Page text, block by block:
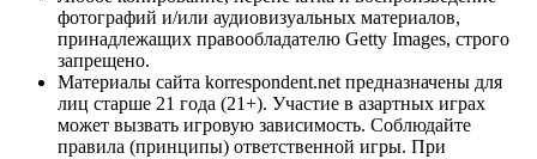
фотографий и/или аудиовизуальных материалов,
принадлежащих правообладателю Getty Images, строго
запрещено.
Материалы сайта korrespondent.net предназначены для
лиц старше 21 года (21+). Участие в азартных играх
может вызвать игровую зависимость. Соблюдайте
правила (принципы) ответственной игры. При